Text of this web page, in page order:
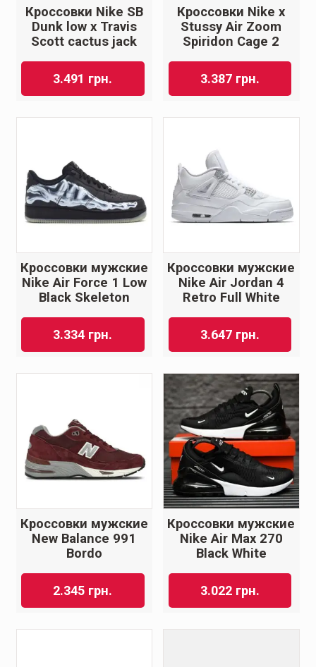
Кроссовки Nike SB
Dunk low x Travis
Scott cactus jack
3.491 грн.
Кроссовки Nike x
Stussy Air Zoom
Spiridon Cage 2
3.387 грн.
Кроссовки мужские
Nike Air Force 1 Low
Black Skeleton
3.334 грн.
Кроссовки мужские
Nike Air Jordan 4
Retro Full White
3.647 грн.
Кроссовки мужские
New Balance 991
Bordo
2.345 грн.
Кроссовки мужские
Nike Air Max 270
Black White
3.022 грн.